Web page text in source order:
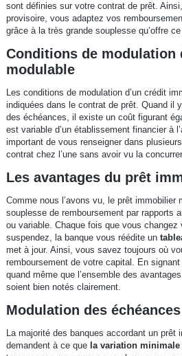
sont définies sur votre contrat de prêt.
provisoire, vous adaptez vos
grâce à la très grande souplesse qu’offre
Conditions de
modulable
Les conditions de modulation d’un crédit
indiquées dans le contrat de prêt. Quand il
des échéances, il existe un coût figurant
est variable d’un établissement financier à
important de vous renseigner dans
contrat chez l’une sans avoir vu la
Les avantages du prêt
Comme nous l’avons vu, le prêt immobilier
souplesse de remboursement par rapports
ou variable. Chaque fois que vous
suspendez, la banque vous réédite un
met à jour. Ainsi, vous savez toujours où
remboursement de votre capital. En
quand même que l’ensemble des
soient bien notés clairement.
Modulation des échéances
La majorité des banques accordant un prêt
demandent à ce que la variation minimale